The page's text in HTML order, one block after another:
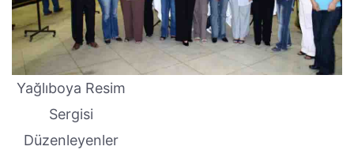
Yağlıboya Resim
Sergisi
Düzenleyenler